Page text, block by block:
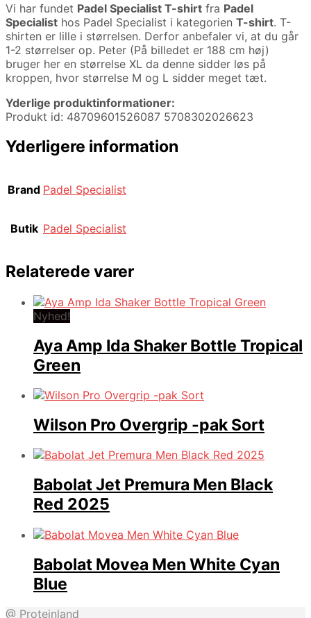
Vi har fundet Padel Specialist T-shirt fra Padel
Specialist hos Padel Specialist i kategorien T-shirt. T-
shirten er lille i størrelsen. Derfor anbefaler vi, at du går
1-2 størrelser op. Peter (På billedet er 188 cm høj)
bruger her en størrelse XL da denne sidder løs på
kroppen, hvor størrelse M og L sidder meget tæt.
Yderlige produktinformationer:
Produkt id: 48709601526087 5708302026623
Yderligere information
Brand Padel Specialist
Butik Padel Specialist
Relaterede varer
Nyhed!
Aya Amp Ida Shaker Bottle Tropical
Green
Wilson Pro Overgrip -pak Sort
Babolat Jet Premura Men Black
Red 2025
Babolat Movea Men White Cyan
Blue
@ Proteinland